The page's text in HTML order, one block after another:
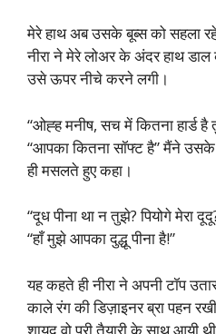
मेरे हाथ अब उसके बूब्स को सहला
नीरा ने मेरे लोअर के अंदर हाथ
उसे ऊपर नीचे करने लगी।
“ओह्ह मनीष, सच में कितना हार्ड है
“आपका कितना सॉफ्ट है” मैंने
ही मसलते हुए कहा।
“दूध पीना था न तुझे? पियोगे मेरा
“हाँ मुझे आपका दुद्धू पीना है!”
यह कहते ही नीरा ने अपनी टॉप
काले रंग की डिज़ाइनर ब्रा पहन
शायद वो पूरी तैयारी के साथ आयी